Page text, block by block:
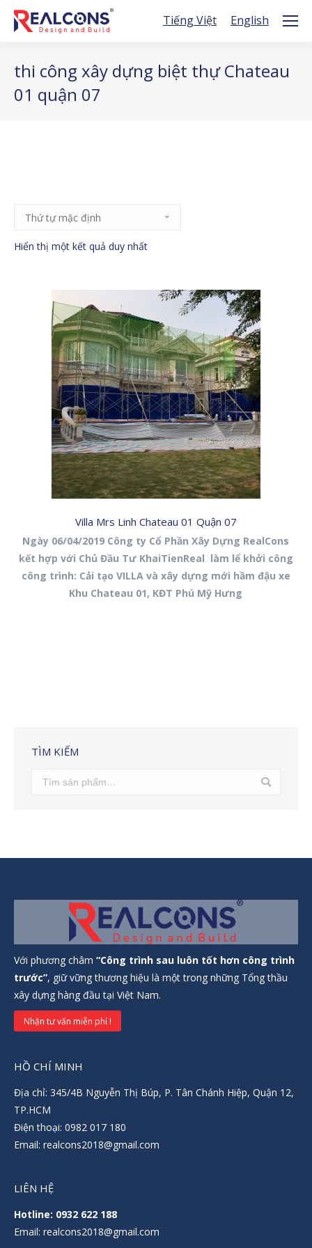
Tiếng Việt English
thi công xây dựng biệt thự Chateau
01 quận 07
Hiển thị một kết quả duy nhất
Villa Mrs Linh Chateau 01 Quận 07
Ngày 06/04/2019 Công ty Cổ Phần Xây Dựng RealCons
kết hợp với Chủ Đầu Tư KhaiTienReal làm lể khởi công
công trình: Cải tạo VILLA và xây dựng mới hầm đậu xe
Khu Chateau 01, KĐT Phú Mỹ Hưng
TÌM KIẾM
Với phương châm “Công trình sau luôn tốt hơn công trình
trước”, giữ vững thương hiệu là một trong những Tổng thầu
xây dựng hàng đầu tại Việt Nam.
Nhận tư vấn miễn phí !
HỒ CHÍ MINH
Địa chỉ: 345/4B Nguyễn Thị Búp, P. Tân Chánh Hiệp, Quận 12,
TP.HCM
Điện thoại: 0982 017 180
Email: realcons2018@gmail.com
LIÊN HỆ
Hotline: 0932 622 188
Email: realcons2018@gmail.com